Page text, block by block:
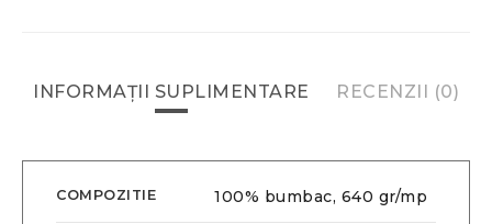
INFORMAȚII SUPLIMENTARE RECENZII (0)
COMPOZITIE 100% bumbac, 640 gr/mp